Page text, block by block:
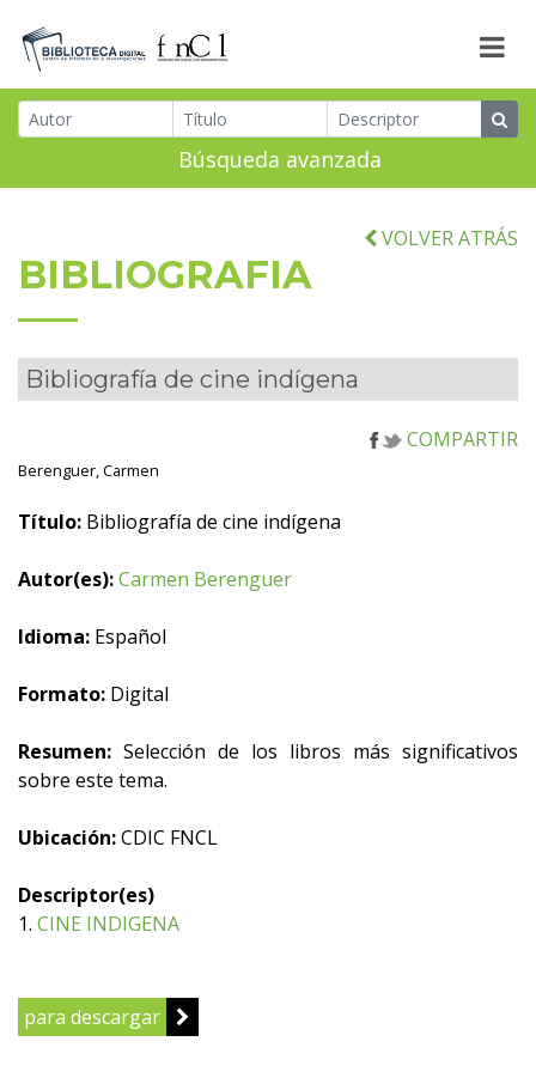
Búsqueda avanzada
VOLVER ATRÁS
BIBLIOGRAFIA
Bibliografía de cine indígena
COMPARTIR
Berenguer, Carmen
Título: Bibliografía de cine indígena
Autor(es):Carmen Berenguer
Idioma: Español
Formato: Digital
Resumen: Selección de los libros más significativos
sobre este tema.
Ubicación:CDIC FNCL
Descriptor(es)
1. CINE INDIGENA
para descargar